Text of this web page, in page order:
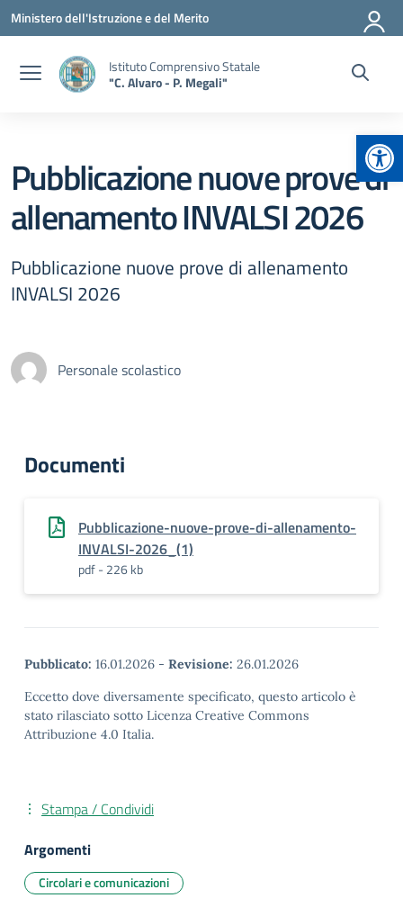
Vai ai contenuti
Vai al menu di navigazione
Vai al footer
Ministero dell'Istruzione e del Merito
Istituto Comprensivo Statale
"C. Alvaro - P. Megali"
Pubblicazione nuove prove di
allenamento INVALSI 2026
Pubblicazione nuove prove di allenamento
INVALSI 2026
Personale scolastico
Documenti
Pubblicazione-nuove-prove-di-allenamento-
INVALSI-2026_(1)
pdf - 226 kb
Pubblicato: 16.01.2026 - Revisione: 26.01.2026
Eccetto dove diversamente specificato, questo articolo è
stato rilasciato sotto Licenza Creative Commons
Attribuzione 4.0 Italia.
Stampa / Condividi
Argomenti
Circolari e comunicazioni